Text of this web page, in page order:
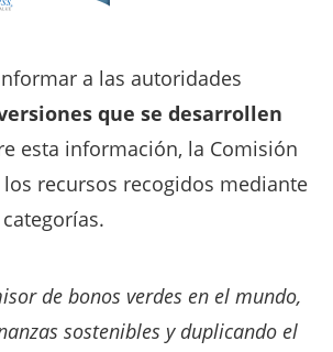
a las autoridades
que se desarrollen
esta información, la Comisión
recursos recogidos mediante
de bonos verdes en el mundo,
sostenibles y duplicando el